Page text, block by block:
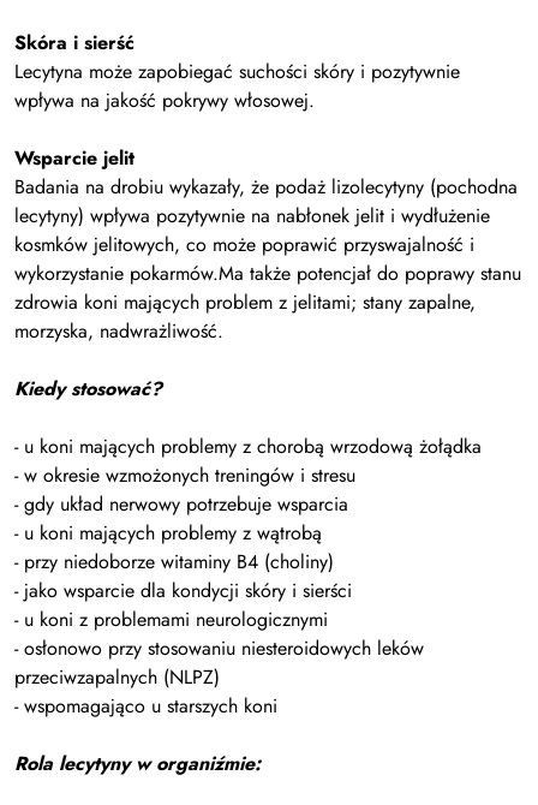
Skóra i sierść
Lecytyna może zapobiegać suchości skóry i pozytywnie
wpływa na jakość pokrywy włosowej.
Wsparcie jelit
Badania na drobiu wykazały, że podaż lizolecytyny (pochodna
lecytyny) wpływa pozytywnie na nabłonek jelit i wydłużenie
kosmków jelitowych, co może poprawić przyswajalność i
wykorzystanie pokarmów.Ma także potencjał do poprawy stanu
zdrowia koni mających problem z jelitami; stany zapalne,
morzyska, nadwrażliwość.
Kiedy stosować?
- u koni mających problemy z chorobą wrzodową żołądka
- w okresie wzmożonych treningów i stresu
- gdy układ nerwowy potrzebuje wsparcia
- u koni mających problemy z wątrobą
- przy niedoborze witaminy B4 (choliny)
- jako wsparcie dla kondycji skóry i sierści
- u koni z problemami neurologicznymi
- osłonowo przy stosowaniu niesteroidowych leków
przeciwzapalnych (NLPZ)
- wspomagająco u starszych koni
Rola lecytyny w organiźmie: